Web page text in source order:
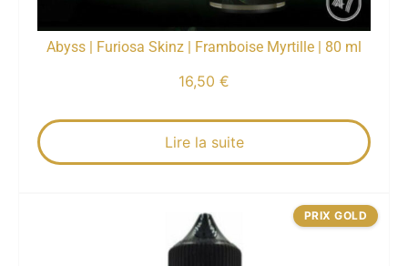
Abyss | Furiosa Skinz | Framboise Myrtille | 80 ml
16,50 €
Lire la suite
PRIX GOLD